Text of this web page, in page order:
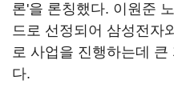
론'을 론칭했다. 이원준
드로 선정되어 삼성전자
로 사업을 진행하는데
다.